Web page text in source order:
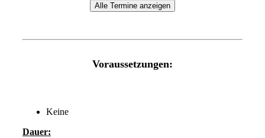
Alle Termine anzeigen
Voraussetzungen:
Keine
Dauer: